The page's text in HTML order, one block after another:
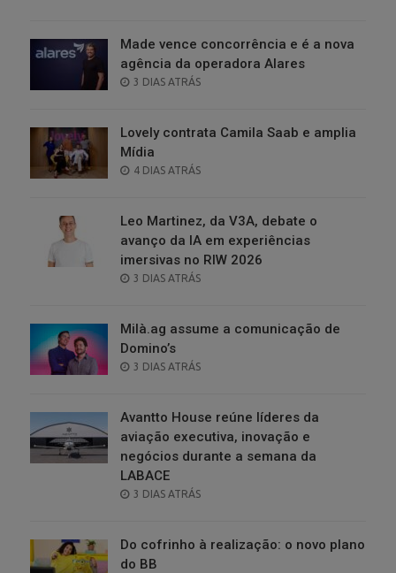
Made vence concorrência e é a nova
agência da operadora Alares
POSTED
3 DIAS ATRÁS
Lovely contrata Camila Saab e amplia
Mídia
POSTED
4 DIAS ATRÁS
Leo Martinez, da V3A, debate o
avanço da IA em experiências
imersivas no RIW 2026
POSTED
3 DIAS ATRÁS
Milà.ag assume a comunicação de
Domino’s
POSTED
3 DIAS ATRÁS
Avantto House reúne líderes da
aviação executiva, inovação e
negócios durante a semana da
LABACE
POSTED
3 DIAS ATRÁS
Do cofrinho à realização: o novo plano
do BB